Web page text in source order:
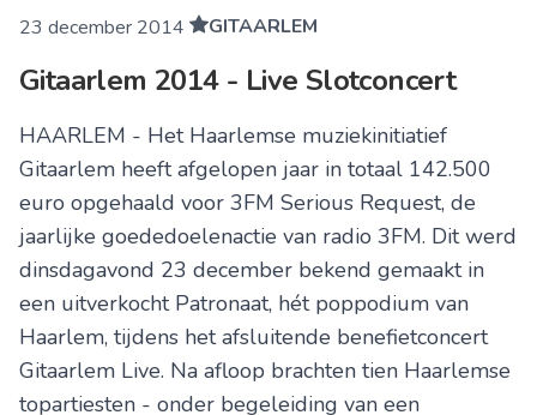
23 december 2014 GITAARLEM
Gitaarlem 2014 - Live Slotconcert
HAARLEM - Het Haarlemse muziekinitiatief
Gitaarlem heeft afgelopen jaar in totaal 142.500
euro opgehaald voor 3FM Serious Request, de
jaarlijke goededoelenactie van radio 3FM. Dit werd
dinsdagavond 23 december bekend gemaakt in
een uitverkocht Patronaat, hét poppodium van
Haarlem, tijdens het afsluitende benefietconcert
Gitaarlem Live. Na afloop brachten tien Haarlemse
topartiesten - onder begeleiding van een